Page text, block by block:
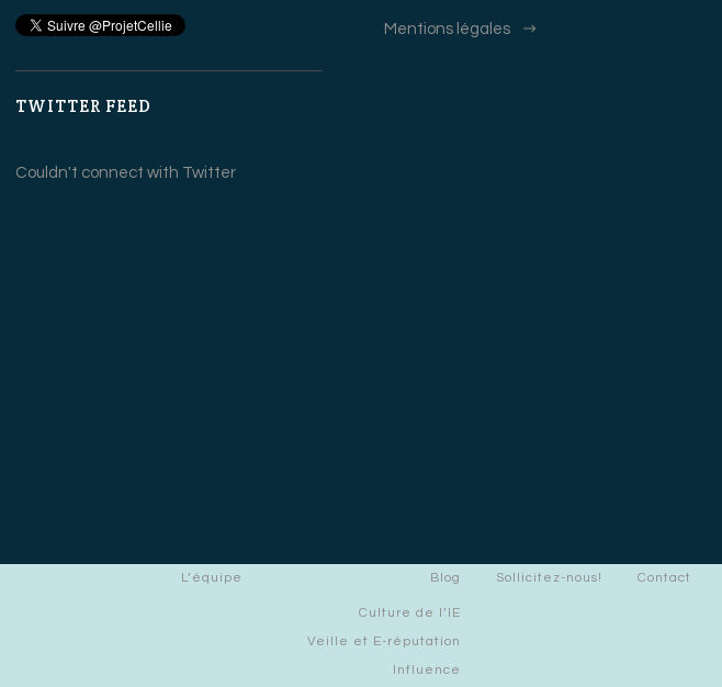
TWITTER FEED
Couldn't connect with Twitter
Mentions légales
L’équipe Blog
Culture de l’IE
Veille et E-réputation
Influence
Sollicitez-nous! Contact